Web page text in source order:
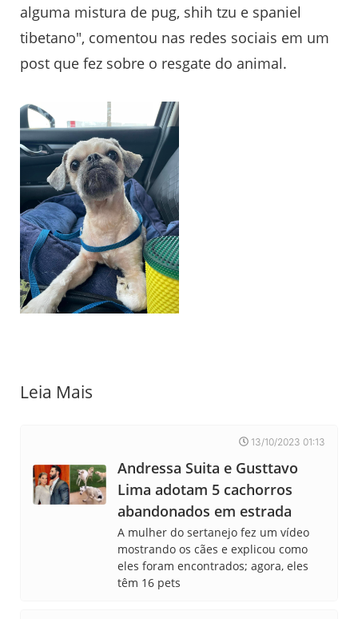
alguma mistura de pug, shih tzu e spaniel
tibetano", comentou nas redes sociais em um
post que fez sobre o resgate do animal.
Leia Mais
13/10/2023 01:13
Andressa Suita e Gusttavo
Lima adotam 5 cachorros
abandonados em estrada
A mulher do sertanejo fez um vídeo
mostrando os cães e explicou como
eles foram encontrados; agora, eles
têm 16 pets